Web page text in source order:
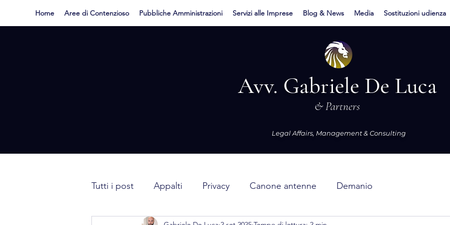
Home Aree di Contenzioso Pubbliche Amministrazioni Servizi alle Imprese Blog & News Media Sostituzioni udienza
Avv. Gabriele De Luca
& Partners
Legal Affairs, Management & Consulting
Tutti i post Appalti Privacy Canone antenne Demanio